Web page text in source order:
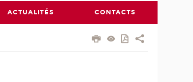
ACTUALITÉS CONTACTS